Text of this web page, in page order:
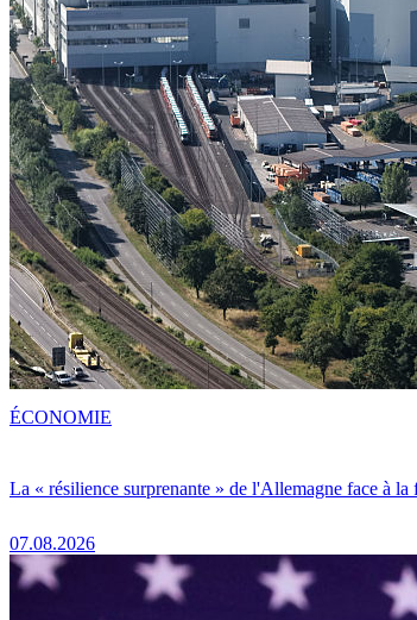
La « résilience surprenante » de l'Allemagne face à la
07.08.2026
ÉCONOMIE